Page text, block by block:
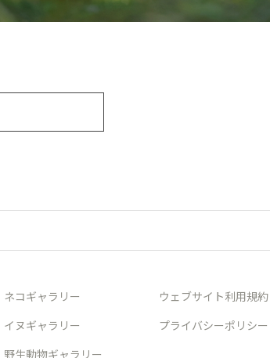
ネコギャラリー
イヌギャラリー
野生動物ギャラリー
ウェブサイト利用規約
プライバシーポリシー